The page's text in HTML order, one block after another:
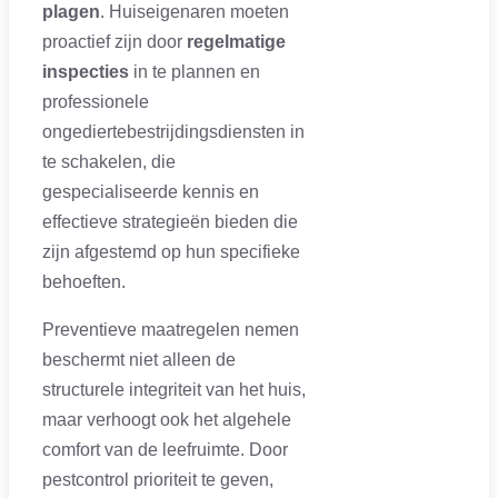
plagen. Huiseigenaren moeten
proactief zijn door regelmatige
inspecties in te plannen en
professionele
ongediertebestrijdingsdiensten in
te schakelen, die
gespecialiseerde kennis en
effectieve strategieën bieden die
zijn afgestemd op hun specifieke
behoeften.
Preventieve maatregelen nemen
beschermt niet alleen de
structurele integriteit van het huis,
maar verhoogt ook het algehele
comfort van de leefruimte. Door
pestcontrol prioriteit te geven,